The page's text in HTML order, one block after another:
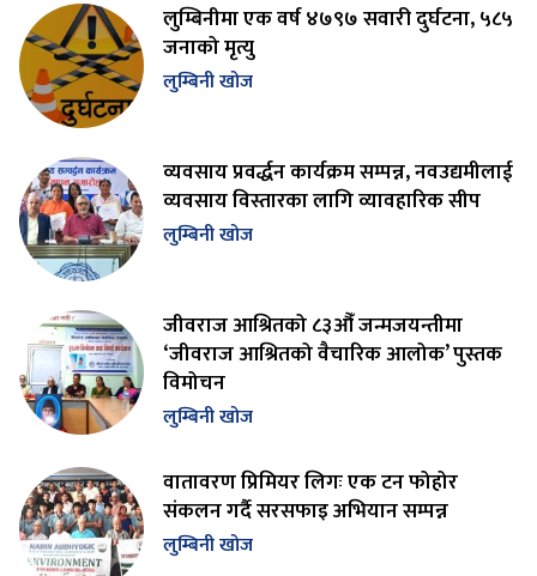
लुम्बिनीमा एक वर्ष ४७९७ सवारी दुर्घटना, ५८५
जनाको मृत्यु
लुम्बिनी खोज
व्यवसाय प्रवर्द्धन कार्यक्रम सम्पन्न, नवउद्यमीलाई
व्यवसाय विस्तारका लागि व्यावहारिक सीप
लुम्बिनी खोज
जीवराज आश्रितको ८३औँ जन्मजयन्तीमा
‘जीवराज आश्रितको वैचारिक आलोक’ पुस्तक
विमोचन
लुम्बिनी खोज
वातावरण प्रिमियर लिगः एक टन फोहोर
संकलन गर्दै सरसफाइ अभियान सम्पन्न
लुम्बिनी खोज